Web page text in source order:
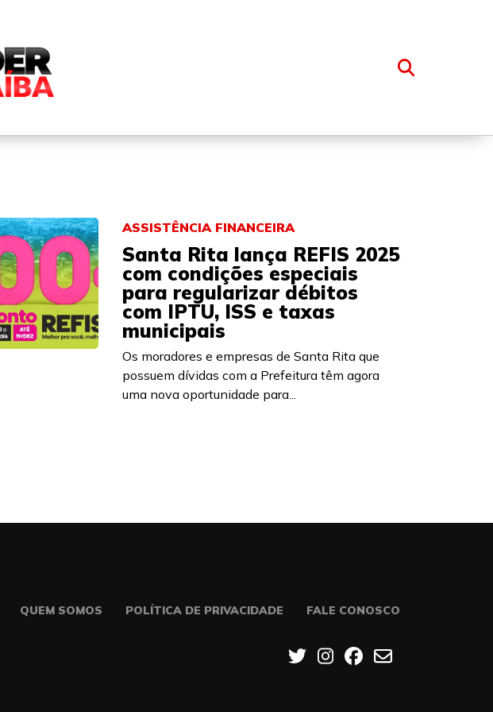
ASSISTÊNCIA FINANCEIRA
Santa Rita lança REFIS 2025
com condições especiais
para regularizar débitos
com IPTU, ISS e taxas
municipais
Os moradores e empresas de Santa Rita que
possuem dívidas com a Prefeitura têm agora
uma nova oportunidade para...
QUEM SOMOS POLÍTICA DE PRIVACIDADE FALE CONOSCO